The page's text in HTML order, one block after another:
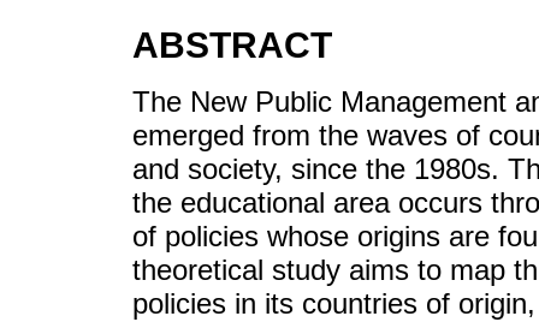
ABSTRACT
The New Public Management
emerged from the waves of
and society, since the 1980s.
the educational area occurs
of policies whose origins are
theoretical study aims to map
policies in its countries of